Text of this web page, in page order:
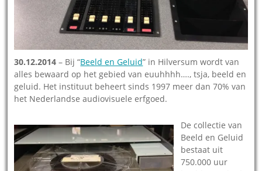
30.12.2014 – Bij “Beeld en Geluid” in Hilversum wordt van
alles bewaard op het gebied van euuhhhh…., tsja, beeld en
geluid. Het instituut beheert sinds 1997 meer dan 70% van
het Nederlandse audiovisuele erfgoed.
De collectie van
Beeld en Geluid
bestaat uit
750.000 uur